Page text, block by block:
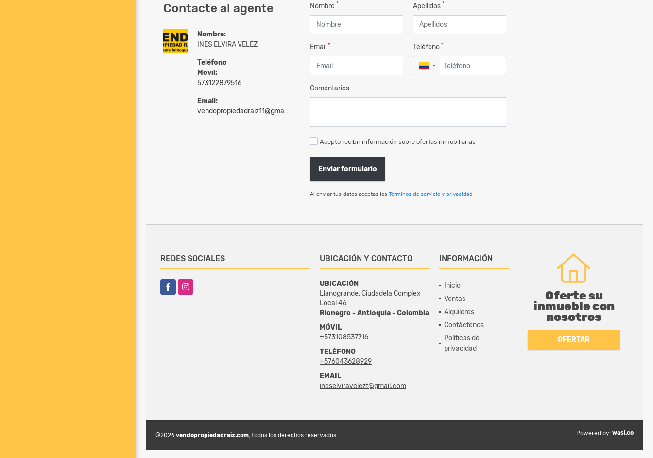
Contacte al agente
Nombre:
INES ELVIRA VELEZ
Teléfono
Móvil:
573122879516
Email:
vendopropiedadraiz11@gmail.com
Nombre * Apellidos *
Email * Teléfono *
▼
Comentarios
Acepto recibir información sobre ofertas inmobiliarias
Enviar formulario
Al enviar tus datos aceptas los Términos de servicio y privacidad
REDES SOCIALES
FacebookInstagram
UBICACIÓN Y CONTACTO
UBICACIÓN
Llanogrande, Ciudadela Complex
Local 46
Rionegro - Antioquia - Colombia
MÓVIL
+573108537716
TELÉFONO
+576043628929
EMAIL
ineselviravelezt@gmail.com
INFORMACIÓN
Inicio
Ventas
Alquileres
Contáctenos
Políticas de
privacidad
Oferte su
inmueble con
nosotros
OFERTAR
©2026 vendopropiedadraiz.com, todos los derechos reservados. Powered by: wasi.co